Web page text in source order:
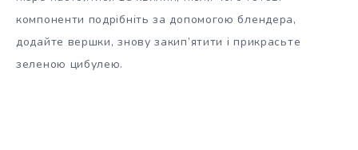
компоненти подрібніть за допомогою блендера,
додайте вершки, знову закип’ятити і прикрасьте
зеленою цибулею.